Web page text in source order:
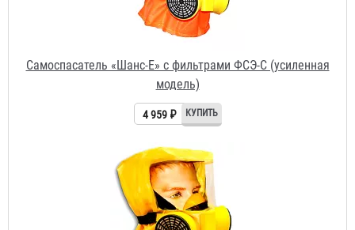
Самоспасатель "Шанс-Е" с полумаской
3 933 ₽